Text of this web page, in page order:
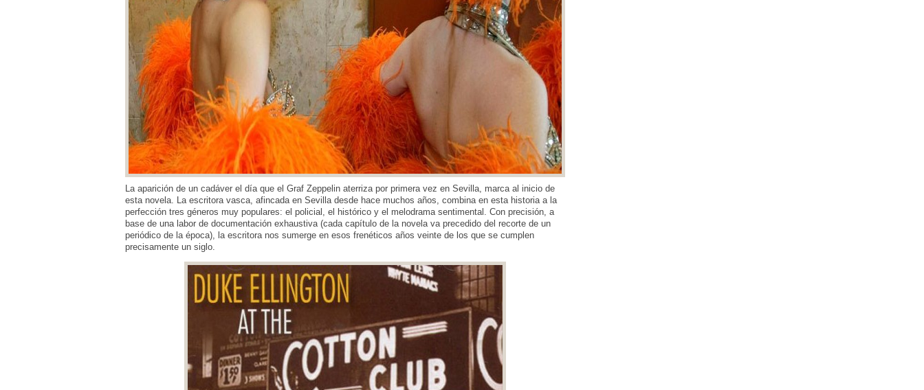
La aparición de un cadáver el día que el Graf Zeppelin aterriza por primera vez en Sevilla, marca al inicio de
esta novela. La escritora vasca, afincada en Sevilla desde hace muchos años, combina en esta historia a la
perfección tres géneros muy populares: el policial, el histórico y el melodrama sentimental. Con precisión, a
base de una labor de documentación exhaustiva (cada capítulo de la novela va precedido del recorte de un
periódico de la época), la escritora nos sumerge en esos frenéticos años veinte de los que se cumplen
precisamente un siglo.